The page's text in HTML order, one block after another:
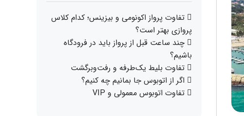
تفاوت پرواز اکونومی و بیزینس؛ کدام کلاس
پروازی بهتر است؟
چند ساعت قبل از پرواز باید در فرودگاه
باشیم؟
تفاوت بلیط یک‌طرفه و رفت‌وبرگشت
اگر از اتوبوس جا بمانیم چه کنیم؟
تفاوت اتوبوس معمولی و VIP